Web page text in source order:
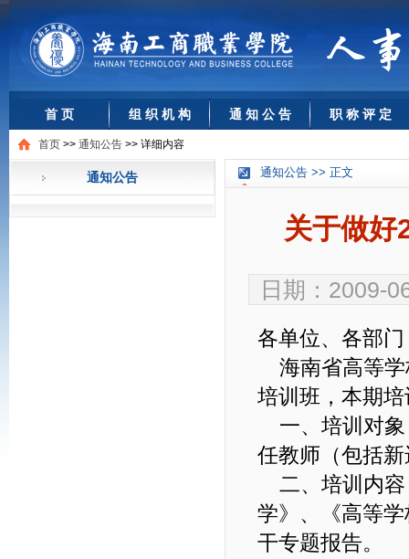
首 页 组 织 机 构 通 知 公 告 职 称 评 定
首页 >> 通知公告 >> 详细内容
通知公告 通知公告 >> 正文
关于做好
日期：2009-
各单位、各部门
海南省高等学
培训班，本期
一、培训对象
任教师（包括
二、培训内容
学》、《高等
干专题报告。